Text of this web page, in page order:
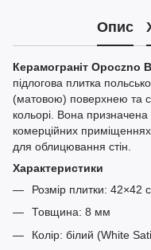
Опис
Керамограніт Opoczno
підлогова плитка
(матовою) поверхнею та
кольорі. Вона призначена
комерційних
для облицювання стін.
Характеристики
Розмір плитки: 42×42
Товщина: 8 мм
Колір: білий (White